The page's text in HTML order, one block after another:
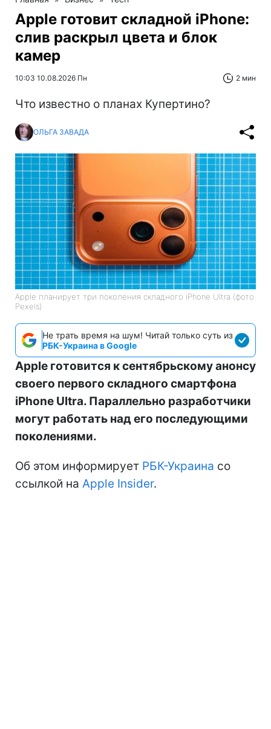
Apple готовит складной iPhone:
слив раскрыл цвета и блок
камер
10:03 10.08.2026 Пн 2 мин
Что известно о планах Купертино?
ОЛЬГА ЗАВАДА
Apple планирует три поколения складного iPhone Ultra (фото:
Pexels)
Не трать время на шум! Читай только суть из
РБК-Украина в Google
Apple готовится к сентябрьскому анонсу
своего первого складного смартфона
iPhone Ultra. Параллельно разработчики
могут работать над его последующими
поколениями.
Об этом информирует РБК-Украина со
ссылкой на Apple Insider.